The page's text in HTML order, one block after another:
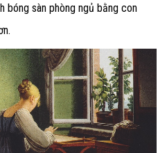
bóng sàn phòng ngủ bằng con